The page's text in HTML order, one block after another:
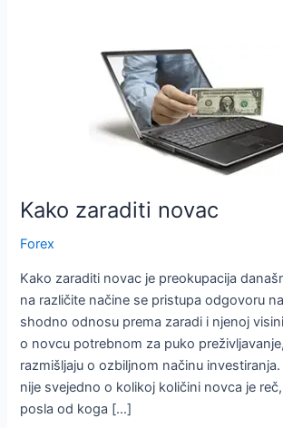
Kako zaraditi novac
Forex
Kako zaraditi novac je preokupacija
na različite načine se pristupa odgovoru
shodno odnosu prema zaradi i njenoj
o novcu potrebnom za puko
razmišljaju o ozbiljnom načinu
nije svejedno o kolikoj količini novca je
posla od koga […]